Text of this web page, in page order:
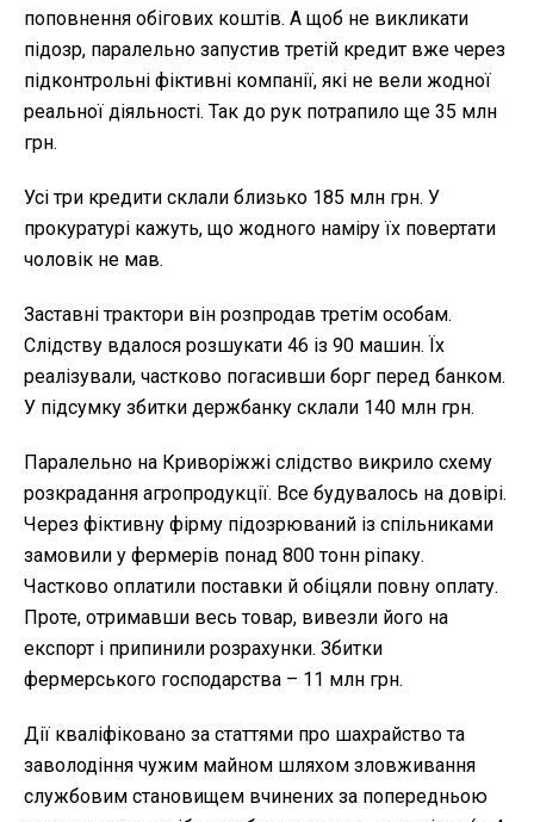
поповнення обігових коштів. А щоб не викликати
підозр, паралельно запустив третій кредит вже через
підконтрольні фіктивні компанії, які не вели жодної
реальної діяльності. Так до рук потрапило ще 35 млн
грн.
Усі три кредити склали близько 185 млн грн. У
прокуратурі кажуть, що жодного наміру їх повертати
чоловік не мав.
Заставні трактори він розпродав третім особам.
Слідству вдалося розшукати 46 із 90 машин. Їх
реалізували, частково погасивши борг перед банком.
У підсумку збитки держбанку склали 140 млн грн.
Паралельно на Криворіжжі слідство викрило схему
розкрадання агропродукції. Все будувалось на довірі.
Через фіктивну фірму підозрюваний із спільниками
замовили у фермерів понад 800 тонн ріпаку.
Частково оплатили поставки й обіцяли повну оплату.
Проте, отримавши весь товар, вивезли його на
експорт і припинили розрахунки. Збитки
фермерського господарства – 11 млн грн.
Дії кваліфіковано за статтями про шахрайство та
заволодіння чужим майном шляхом зловживання
службовим становищем вчинених за попередньою